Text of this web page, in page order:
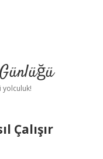
yolculuk!
Çalışır